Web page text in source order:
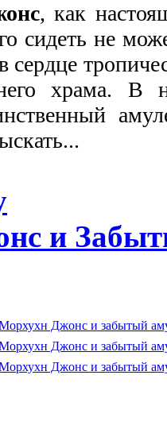
, как
сидеть не
сердце
храма. В
и